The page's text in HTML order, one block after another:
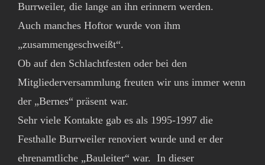
Burrweiler, die lange an ihn erinnern werden.
Auch manches Hoftor wurde von ihm
„zusammengeschweißt“.
Ob auf den Schlachtfesten oder bei den
Mitgliederversammlung freuten wir uns immer wenn
der „Bernes“ präsent war.
Sehr viele Kontakte gab es als 1995-1997 die
Festhalle Burrweiler renoviert wurde und er der
ehrenamtliche „Bauleiter“ war. In dieser